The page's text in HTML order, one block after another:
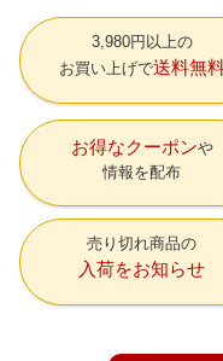
3,980円以上の
お買い上げで送料無
お得なクーポン
情報を配布
売り切れ商品の
入荷をお知らせ